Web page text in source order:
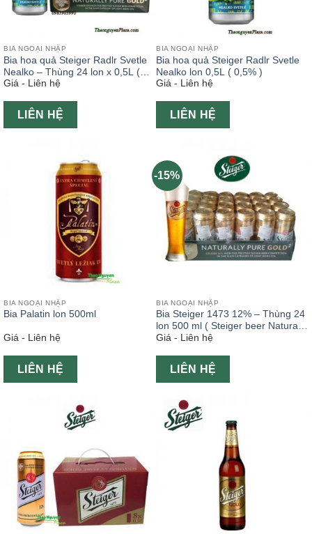
BIA NGOẠI NHẬP
Bia hoa quả Steiger Radlr Svetle
Nealko – Thùng 24 lon x 0,5L (
0,5% )
Giá - Liên hệ
LIÊN HỆ
BIA NGOẠI NHẬP
Bia hoa quả Steiger Radlr Svetle
Nealko lon 0,5L ( 0,5% )
Giá - Liên hệ
LIÊN HỆ
BIA NGOẠI NHẬP
Bia Palatin lon 500ml
Giá - Liên hệ
LIÊN HỆ
-15%
BIA NGOẠI NHẬP
Bia Steiger 1473 12% – Thùng 24
lon 500 ml ( Steiger beer Naturally
Pure Gold)
Giá - Liên hệ
LIÊN HỆ